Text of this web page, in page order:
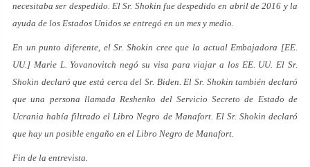
necesitaba ser despedido. El Sr. Shokin fue despedido en abril de 2016 y la
ayuda de los Estados Unidos se entregó en un mes y medio.
En un punto diferente, el Sr. Shokin cree que la actual Embajadora [EE.
UU.] Marie L. Yovanovitch negó su visa para viajar a los EE. UU. El Sr.
Shokin declaró que está cerca del Sr. Biden. El Sr. Shokin también declaró
que una persona llamada Reshenko del Servicio Secreto de Estado de
Ucrania había filtrado el Libro Negro de Manafort. El Sr. Shokin declaró
que hay un posible engaño en el Libro Negro de Manafort.
Fin de la entrevista.